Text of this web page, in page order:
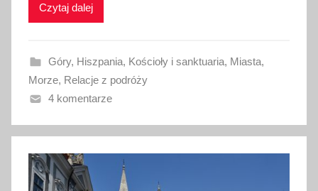
w
n
o
1
w
r
z
Czytaj dalej
Góry, Hiszpania, Kościoły i sanktuaria, Miasta,
Morze, Relacje z podróży
4 komentarze